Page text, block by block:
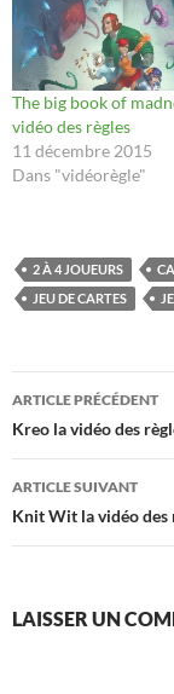
The big book of
vidéo des règles
11 décembre 2015
Dans "vidéorègle"
2 À 4 JOUEURS
JEU DE CARTES
Navigation
des
articles
ARTICLE PRÉCÉDENT
Kreo la vidéo des
ARTICLE SUIVANT
Knit Wit la vidéo des
LAISSER UN